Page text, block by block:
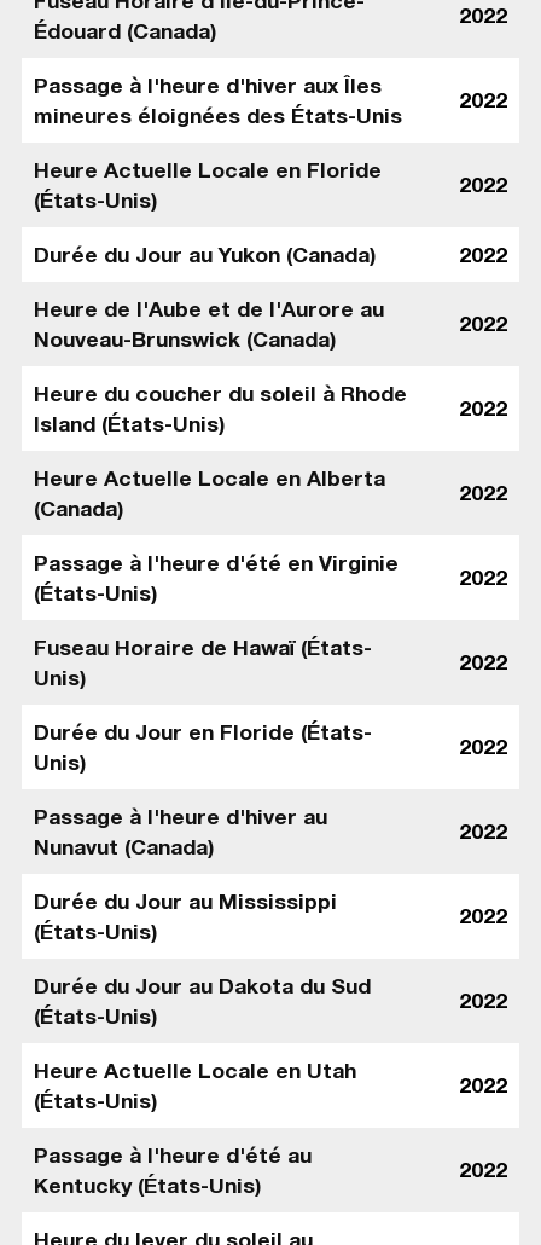
Édouard (Canada)
2022
Passage à l'heure d'hiver aux Îles
mineures éloignées des États-Unis
2022
Heure Actuelle Locale en Floride
(États-Unis)
2022
Durée du Jour au Yukon (Canada) 2022
Heure de l'Aube et de l'Aurore au
Nouveau-Brunswick (Canada)
2022
Heure du coucher du soleil à Rhode
Island (États-Unis)
2022
Heure Actuelle Locale en Alberta
(Canada)
2022
Passage à l'heure d'été en Virginie
(États-Unis)
2022
Fuseau Horaire de Hawaï (États-
Unis)
2022
Durée du Jour en Floride (États-
Unis)
2022
Passage à l'heure d'hiver au
Nunavut (Canada)
2022
Durée du Jour au Mississippi
(États-Unis)
2022
Durée du Jour au Dakota du Sud
(États-Unis)
2022
Heure Actuelle Locale en Utah
(États-Unis)
2022
Passage à l'heure d'été au
Kentucky (États-Unis)
2022
Heure du lever du soleil au